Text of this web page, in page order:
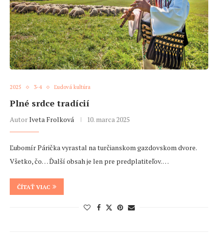
2025 3-4 Ľudová kultúra
Plné srdce tradícií
AutorIveta Frolková 10. marca 2025
Ľubomír Párička vyrastal na turčianskom gazdovskom dvore.
Všetko, čo… Ďalší obsah je len pre predplatiteľov. …
ČÍTAŤ VIAC